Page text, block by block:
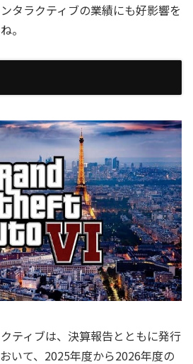
タラクティブの業績にも好影響を
。
ティブは、決算報告とともに発行
いて、2025年度から2026年度の